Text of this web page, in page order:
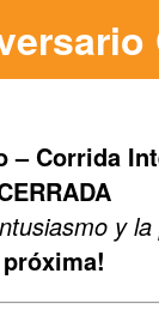
– Corrida
y